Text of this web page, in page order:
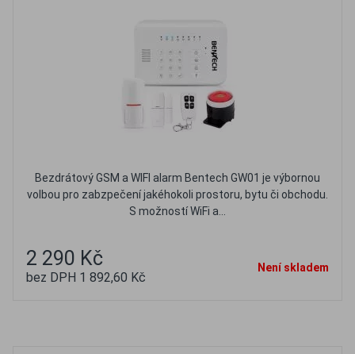
Bezdrátový GSM a WIFI alarm Bentech GW01 je výbornou
volbou pro zabzpečení jakéhokoli prostoru, bytu či obchodu.
S možností WiFi a...
2 290 Kč
bez DPH 1 892,60 Kč
Není skladem